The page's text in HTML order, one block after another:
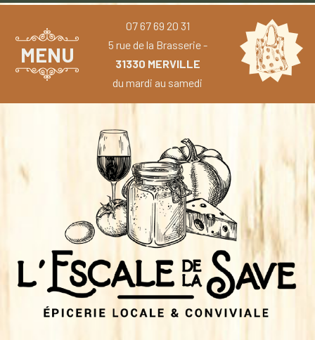
MENU
07 67 69 20 31
5 rue de la Brasserie -
31330 MERVILLE
du mardi au samedi